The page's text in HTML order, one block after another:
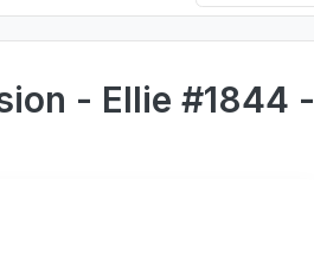
- Ellie #1844 -